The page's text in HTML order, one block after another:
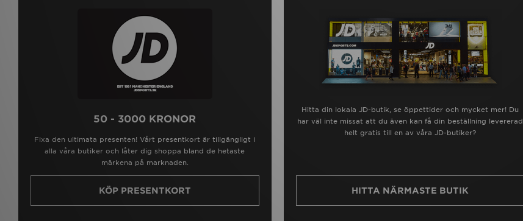
50 - 3000 KRONOR
Fixa den ultimata presenten! Vårt presentkort är tillgängligt i
alla våra butiker och låter dig shoppa bland de hetaste
märkena på marknaden.
KÖP PRESENTKORT
Hitta din lokala JD-butik, se öppettider och mycket mer! Du
har väl inte missat att du även kan få din beställning levererad
helt gratis till en av våra JD-butiker?
HITTA NÄRMASTE BUTIK